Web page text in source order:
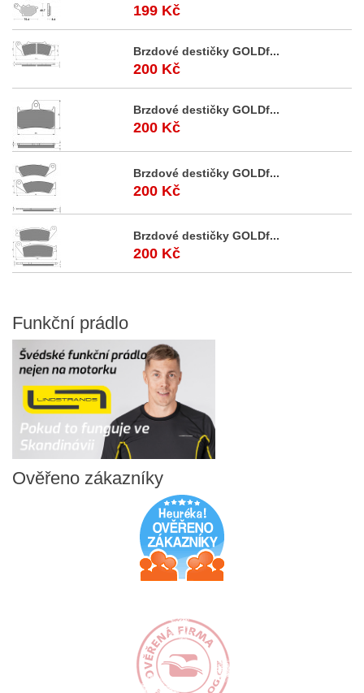
199 Kč
Brzdové destičky GOLDf...
200 Kč
Brzdové destičky GOLDf...
200 Kč
Brzdové destičky GOLDf...
200 Kč
Brzdové destičky GOLDf...
200 Kč
Funkční prádlo
Ověřeno zákazníky